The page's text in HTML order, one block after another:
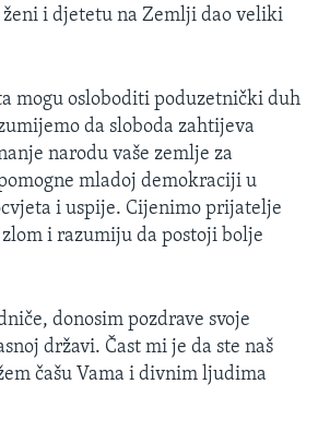
i djetetu na Zemlji dao veliki
mogu osloboditi poduzetnički duh
da sloboda zahtijeva
narodu vaše zemlje za
mladoj demokraciji u
i uspije. Cijenimo prijatelje
i razumiju da postoji bolje
donosim pozdrave svoje
državi. Čast mi je da ste naš
čašu Vama i divnim ljudima